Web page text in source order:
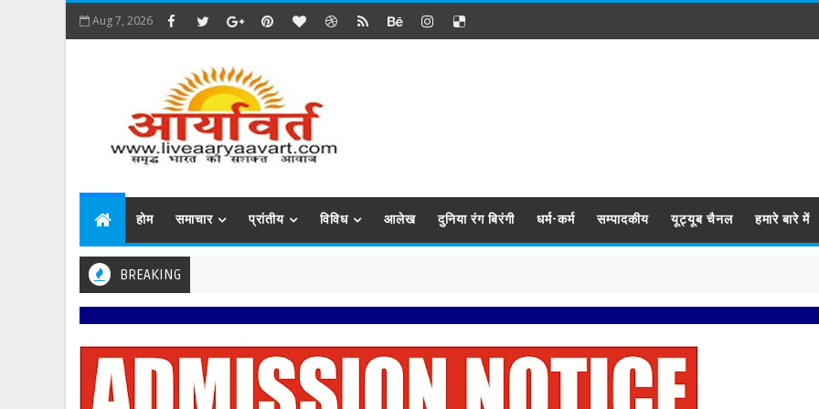
Aug 7, 2026
होम समाचार प्रांतीय विविध आलेख दुनिया रंग बिरंगी धर्म-कर्म सम्पादकीय यूट्यूब चैनल हमारे बारे में
BREAKING
प्रबिसि